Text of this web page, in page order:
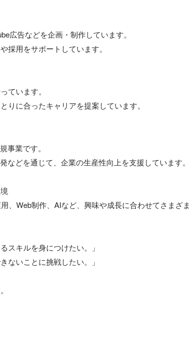
広告などを企画・制作しています。
採用をサポートしています。
ています。
りに合ったキャリアを提案しています。
事業です。
などを通じて、企業の生産性向上を支援しています。
、Web制作、AIなど、興味や成長に合わせてさまざ
スキルを身につけたい。」
ないことに挑戦したい。」